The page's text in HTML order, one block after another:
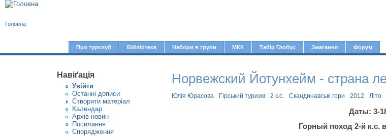
л
о
в
н
Про турклуб Бібліотека Набори в групи МКК Табір Глобус Змагання Форум
Головна
Навіґація
Увiйти
Останні дописи
Створити матерiал
Календар
Архів новин
Посилання
Спорядження
Норвежский Йотунхейм - страна
Юлія Юрасова Гірський туризм 2 к.с. Скандинавські гори 2012 Літо
Даты: 3-
Горный поход 2-й к.с.